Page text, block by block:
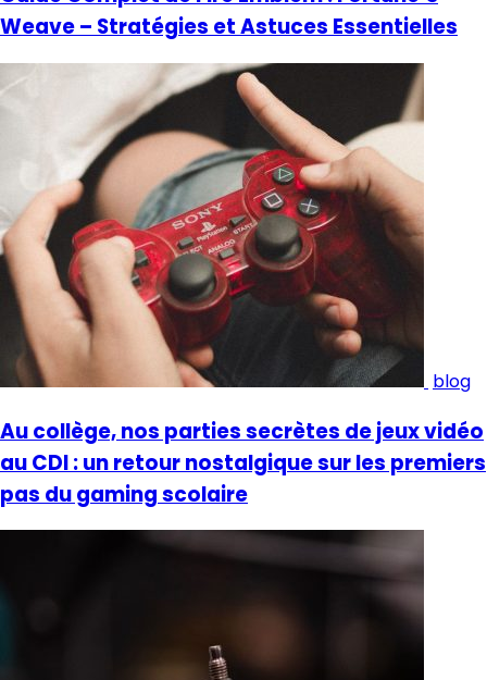
Weave – Stratégies et Astuces Essentielles
blog
Au collège, nos parties secrètes de jeux vidéo
au CDI : un retour nostalgique sur les premiers
pas du gaming scolaire